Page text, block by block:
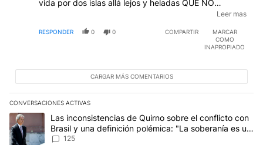
vida por dos islas allá lejos y heladas QUE NO
HABITAMOS NI HABITAREMOS, no porque no sean
al lado nuestro.
Leer mas
RESPONDER 0 0 COMPARTIR
MARCAR
COMO
INAPROPIADO
CARGAR MÁS COMENTARIOS
CONVERSACIONES ACTIVAS
Este listado muestra los artículos con más comentarios en los
Un artículo de tendencia con el título "Las inconsistencias de
Las inconsistencias de Quirno sobre el conflicto con
Brasil y una definición polémica: "La soberanía es un
concepto antiguo"
125